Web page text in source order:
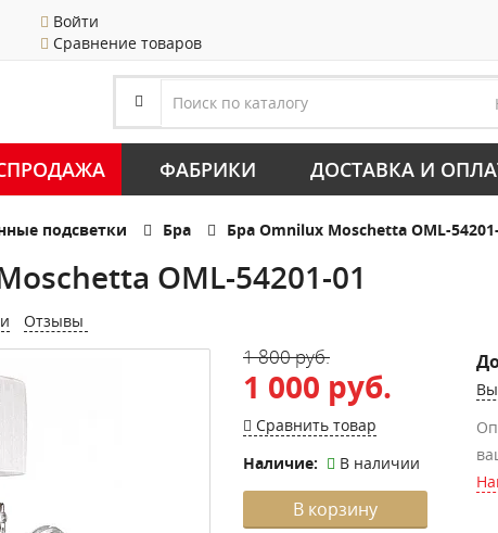
Войти
Сравнение товаров
ФАБРИКИ ДОСТАВКА И
подсветки Бра Бра Omnilux Moschetta OML-
OML-54201-01
Отзывы
1 800 руб.
1 000 руб.
Сравнить товар
Наличие:
В наличии
В корзину